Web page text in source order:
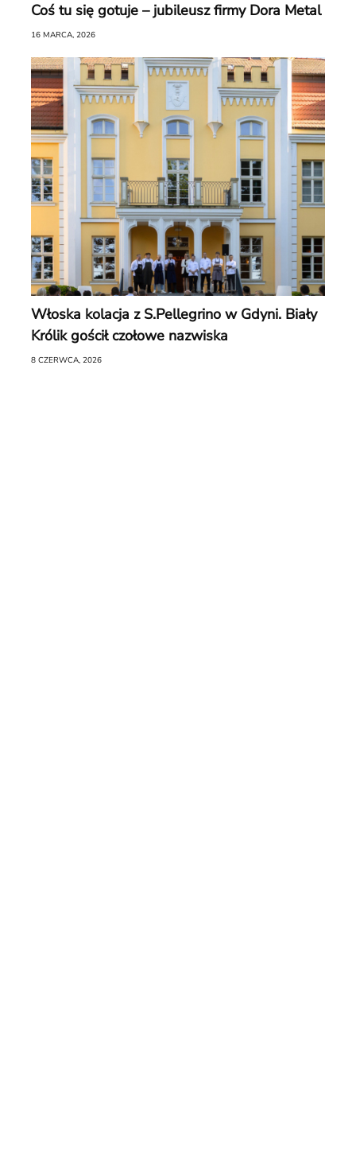
Coś tu się gotuje – jubileusz firmy Dora Metal
16 MARCA, 2026
Włoska kolacja z S.Pellegrino w Gdyni. Biały
Królik gościł czołowe nazwiska
8 CZERWCA, 2026